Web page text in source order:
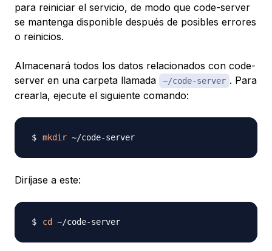
para reiniciar el servicio, de modo que code-server
se mantenga disponible después de posibles errores
o reinicios.
Almacenará todos los datos relacionados con code-
server en una carpeta llamada
~/code-server . Para
crearla, ejecute el siguiente comando:
mkdir
Diríjase a este:
cd